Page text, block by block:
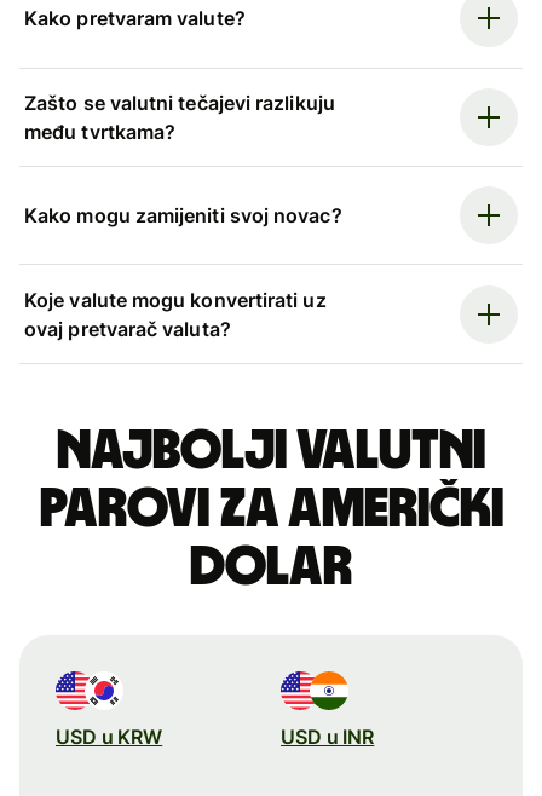
Kako pretvaram valute?
Zašto se valutni tečajevi razlikuju
među tvrtkama?
Kako mogu zamijeniti svoj novac?
Koje valute mogu konvertirati uz
ovaj pretvarač valuta?
Najbolji valutni
parovi za američki
dolar
USD u KRW USD u INR